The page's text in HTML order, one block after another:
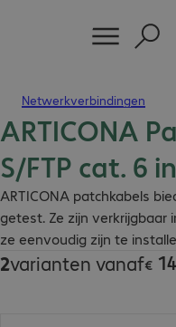
Netwerkverbindingen
ARTICONA
S/FTP cat. 6
ARTICONA patchkabels
getest. Ze zijn verkrijgbaar
ze eenvoudig zijn te
2varianten vanaf€ 14
€